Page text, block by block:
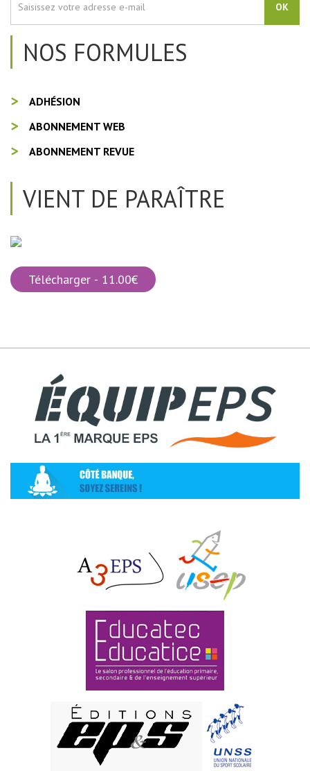
OK
NOS FORMULES
ADHÉSION
ABONNEMENT WEB
ABONNEMENT REVUE
VIENT DE PARAÎTRE
Télécharger - 11.00€